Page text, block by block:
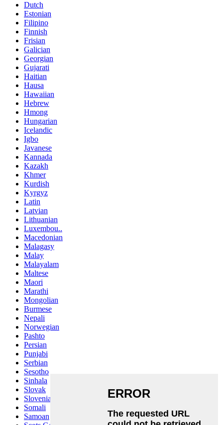
Dutch
Estonian
Filipino
Finnish
Frisian
Galician
Georgian
Gujarati
Haitian
Hausa
Hawaiian
Hebrew
Hmong
Hungarian
Icelandic
Igbo
Javanese
Kannada
Kazakh
Khmer
Kurdish
Kyrgyz
Latin
Latvian
Lithuanian
Luxembou..
Macedonian
Malagasy
Malay
Malayalam
Maltese
Maori
Marathi
Mongolian
Burmese
Nepali
Norwegian
Pashto
Persian
Punjabi
Serbian
Sesotho
Sinhala
Slovak
Slovenian
Somali
Samoan